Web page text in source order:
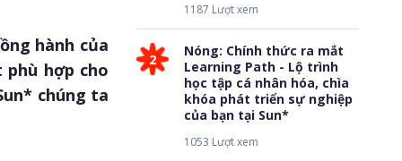
hành của
hợp cho
chúng ta
1187 Lượt xem
2
Nóng: Chính thức ra mắt
Learning Path - Lộ trình
học tập cá nhân hóa, chìa
khóa phát triển sự nghiệp
của bạn tại Sun*
1053 Lượt xem